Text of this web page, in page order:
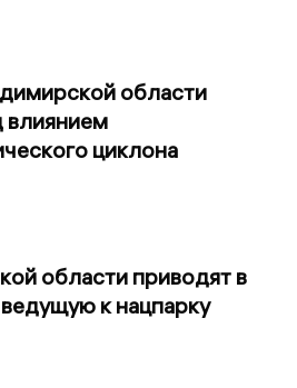
области
влиянием
циклона
области приводят в
к нацпарку